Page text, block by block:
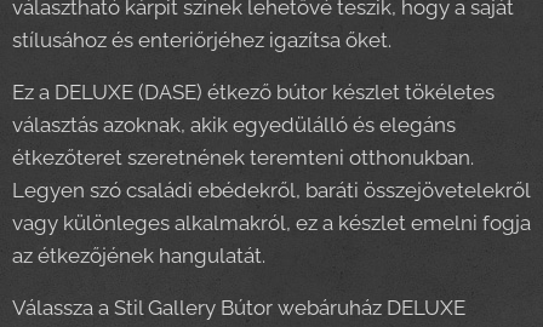
választható kárpit színek lehetővé teszik, hogy a saját
stílusához és enteriőrjéhez igazítsa őket.
Ez a DELUXE (DASE) étkező bútor készlet tökéletes
választás azoknak, akik egyedülálló és elegáns
étkezőteret szeretnének teremteni otthonukban.
Legyen szó családi ebédekről, baráti összejövetelekről
vagy különleges alkalmakról, ez a készlet emelni fogja
az étkezőjének hangulatát.
Válassza a Stil Gallery Bútor webáruház DELUXE